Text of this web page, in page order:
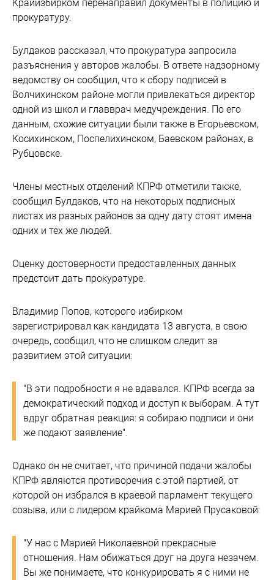
Крайизбирком перенаправил документы в полицию и
прокуратуру.
Булдаков рассказал, что прокуратура запросила
разъяснения у авторов жалобы. В ответе надзорному
ведомству он сообщил, что к сбору подписей в
Волчихинском районе могли привлекаться директор
одной из школ и главврач медучреждения. По его
данным, схожие ситуации были также в Егорьевском,
Косихинском, Поспелихинском, Баевском районах, в
Рубцовске.
Члены местных отделений КПРФ отметили также,
сообщил Булдаков, что на некоторых подписных
листах из разных районов за одну дату стоят имена
одних и тех же людей.
Оценку достоверности предоставленных данных
предстоит дать прокуратуре.
Владимир Попов, которого избирком
зарегистрировал как кандидата 13 августа, в свою
очередь, сообщил, что не слишком следит за
развитием этой ситуации:
"В эти подробности я не вдавался. КПРФ всегда за
демократический подход и доступ к выборам. А тут
вдруг обратная реакция: я собираю подписи и они
же подают заявление".
Однако он не считает, что причиной подачи жалобы
КПРФ являются противоречия с этой партией, от
которой он избрался в краевой парламент текущего
созыва, или с лидером крайкома Марией Прусаковой:
"У нас с Марией Николаевной прекрасные
отношения. Нам обижаться друг на друга незачем.
Вы же понимаете, что конкурировать я с ними не